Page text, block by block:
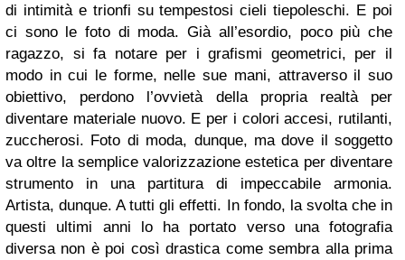
di intimità e trionfi su tempestosi cieli tiepoleschi. E poi
ci sono le foto di moda. Già all’esordio, poco più che
ragazzo, si fa notare per i grafismi geometrici, per il
modo in cui le forme, nelle sue mani, attraverso il suo
obiettivo, perdono l’ovvietà della propria realtà per
diventare materiale nuovo. E per i colori accesi, rutilanti,
zuccherosi. Foto di moda, dunque, ma dove il soggetto
va oltre la semplice valorizzazione estetica per diventare
strumento in una partitura di impeccabile armonia.
Artista, dunque. A tutti gli effetti. In fondo, la svolta che in
questi ultimi anni lo ha portato verso una fotografia
diversa non è poi così drastica come sembra alla prima